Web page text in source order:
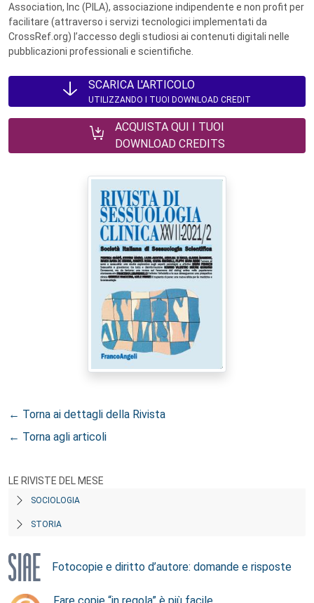
Association, Inc (PILA), associazione indipendente e non profit per
facilitare (attraverso i servizi tecnologici implementati da
CrossRef.org) l’accesso degli studiosi ai contenuti digitali nelle
pubblicazioni professionali e scientifiche.
SCARICA L'ARTICOLO
UTILIZZANDO I TUOI DOWNLOAD CREDIT
ACQUISTA QUI I TUOI
DOWNLOAD CREDITS
← Torna ai dettagli della Rivista
← Torna agli articoli
LE RIVISTE DEL MESE
SOCIOLOGIA
STORIA
Fotocopie e diritto d’autore: domande e risposte